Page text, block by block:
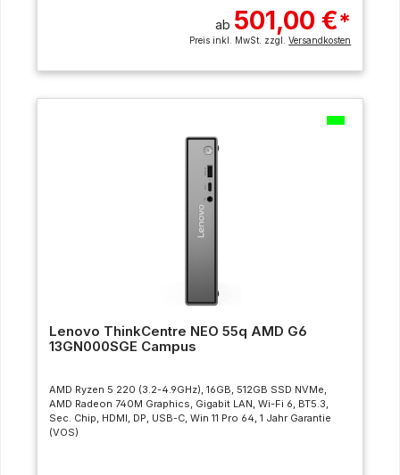
ab 501,00 €*
Preis inkl. MwSt. zzgl.Versandkosten
Lenovo ThinkCentre NEO 55q AMD G6
13GN000SGE Campus
AMD Ryzen 5 220 (3.2-4.9GHz), 16GB, 512GB SSD NVMe,
AMD Radeon 740M Graphics, Gigabit LAN, Wi-Fi 6, BT5.3,
Sec. Chip, HDMI, DP, USB-C, Win 11 Pro 64, 1 Jahr Garantie
(VOS)